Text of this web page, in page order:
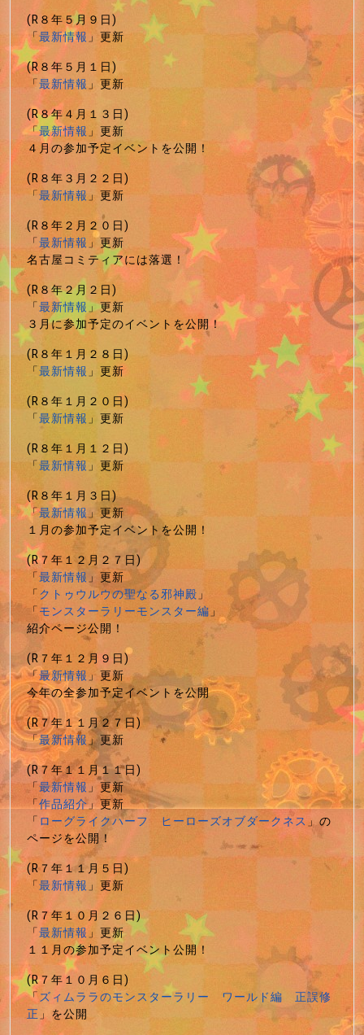
(R８年５月９日)
「最新情報」更新
(R８年５月１日)
「最新情報」更新
(R８年４月１３日)
「最新情報」更新
４月の参加予定イベントを公開！
(R８年３月２２日)
「最新情報」更新
(R８年２月２０日)
「最新情報」更新
名古屋コミティアには落選！
(R８年２月２日)
「最新情報」更新
３月に参加予定のイベントを公開！
(R８年１月２８日)
「最新情報」更新
(R８年１月２０日)
「最新情報」更新
(R８年１月１２日)
「最新情報」更新
(R８年１月３日)
「最新情報」更新
１月の参加予定イベントを公開！
(R７年１２月２７日)
「最新情報」更新
「クトゥウルウの聖なる邪神殿」
「モンスターラリーモンスター編」
紹介ページ公開！
(R７年１２月９日)
「最新情報」更新
今年の全参加予定イベントを公開
(R７年１１月２７日)
「最新情報」更新
(R７年１１月１１日)
「最新情報」更新
「作品紹介」更新
「ローグライクハーフ ヒーローズオブダークネス」の
ページを公開！
(R７年１１月５日)
「最新情報」更新
(R７年１０月２６日)
「最新情報」更新
１１月の参加予定イベント公開！
(R７年１０月６日)
「ズィムララのモンスターラリー ワールド編 正誤修
正」を公開